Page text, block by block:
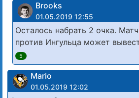
Brooks
01.05.2019 12:55
Осталось набрать 2 очка.
против Ингульца может
5
Mario
01.05.2019 12:02